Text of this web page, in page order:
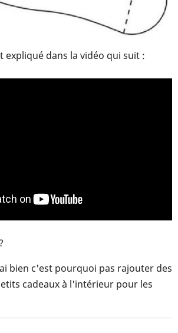
expliqué dans la vidéo qui suit :
bien c'est pourquoi pas rajouter des
cadeaux à l'intérieur pour les